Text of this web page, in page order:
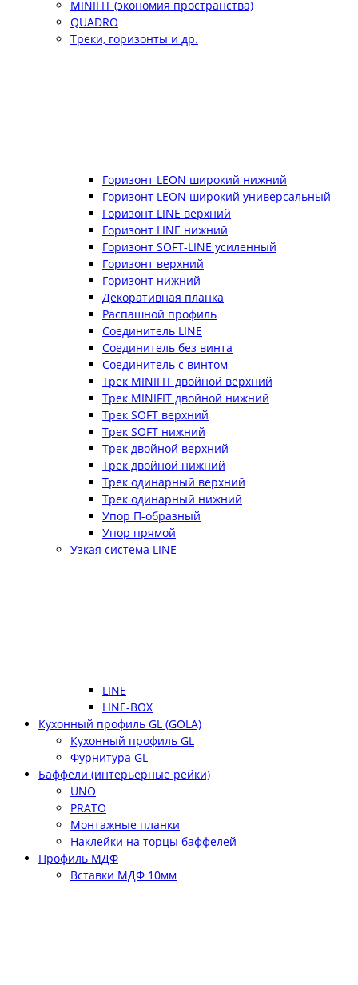
MINIFIT (экономия пространства)
QUADRO
Треки, горизонты и др.
Горизонт LEON широкий нижний
Горизонт LEON широкий универсальный
Горизонт LINE верхний
Горизонт LINE нижний
Горизонт SOFT-LINE усиленный
Горизонт верхний
Горизонт нижний
Декоративная планка
Распашной профиль
Соединитель LINE
Соединитель без винта
Соединитель с винтом
Трек MINIFIT двойной верхний
Трек MINIFIT двойной нижний
Трек SOFT верхний
Трек SOFT нижний
Трек двойной верхний
Трек двойной нижний
Трек одинарный верхний
Трек одинарный нижний
Упор П-образный
Упор прямой
Узкая система LINE
LINE
LINE-BOX
Кухонный профиль GL (GOLA)
Кухонный профиль GL
Фурнитура GL
Баффели (интерьерные рейки)
UNO
PRATO
Монтажные планки
Наклейки на торцы баффелей
Профиль МДФ
Вставки МДФ 10мм